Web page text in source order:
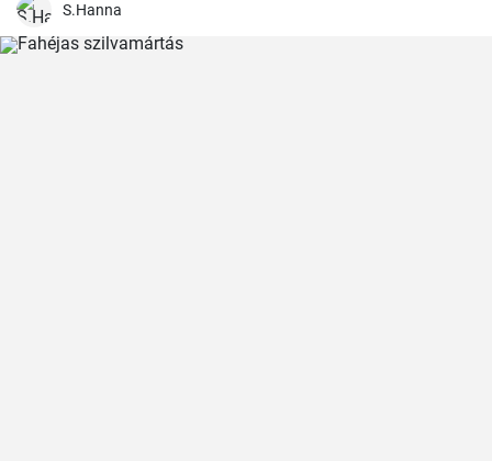
végeredmény!
S.Hanna